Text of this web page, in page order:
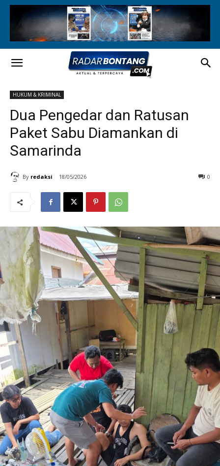
HUKUM & KRIMINAL
Dua Pengedar dan Ratusan
Paket Sabu Diamankan di
Samarinda
By redaksi 18/05/2026 0